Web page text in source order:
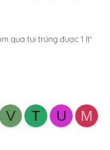
qua tui trúng được 1 ít'
V T U
M